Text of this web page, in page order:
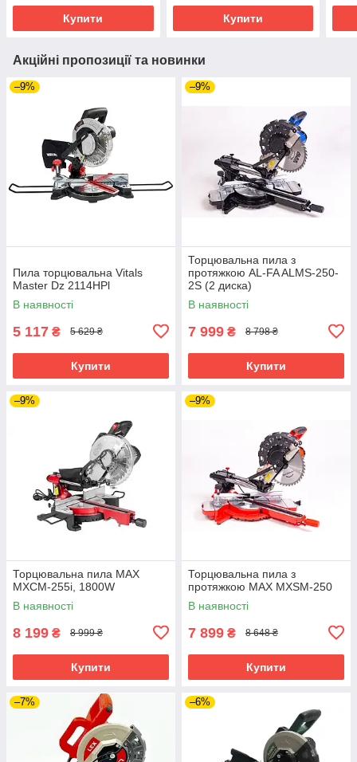
Купити Купити
Акційні пропозиції та новинки
–9%
Пила торцювальна Vitals
Master Dz 2114HPl
В наявності
5 117 ₴ 5 629 ₴
Купити
–9%
Торцювальна пила з
протяжкою AL-FA ALMS-250-
2S (2 диска)
В наявності
7 999 ₴ 8 798 ₴
Купити
–9%
Торцювальна пила MAX
MXCM-255i, 1800W
В наявності
8 199 ₴ 8 999 ₴
Купити
–9%
Торцювальна пила з
протяжкою MAX MXSM-250
В наявності
7 899 ₴ 8 648 ₴
Купити
–7% –6%